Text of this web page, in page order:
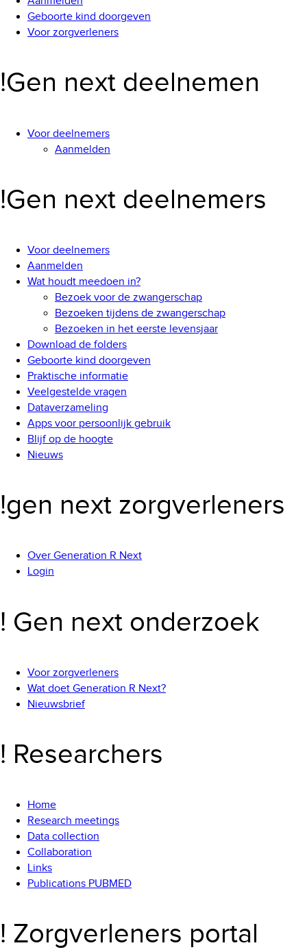
Geboorte kind doorgeven
Voor zorgverleners
!Gen next deelnemen
Voor deelnemers
Aanmelden
!Gen next deelnemers
Voor deelnemers
Aanmelden
Wat houdt meedoen in?
Bezoek voor de zwangerschap
Bezoeken tijdens de zwangerschap
Bezoeken in het eerste levensjaar
Download de folders
Geboorte kind doorgeven
Praktische informatie
Veelgestelde vragen
Dataverzameling
Apps voor persoonlijk gebruik
Blijf op de hoogte
Nieuws
!gen next zorgverleners
Over Generation R Next
Login
! Gen next onderzoek
Voor zorgverleners
Wat doet Generation R Next?
Nieuwsbrief
! Researchers
Home
Research meetings
Data collection
Collaboration
Links
Publications PUBMED
! Zorgverleners portal